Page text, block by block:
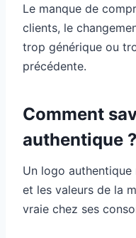
Le manque de
clients, le
trop générique ou
précédente.
Comment
authentique ?
Un logo authentique
et les valeurs de la
vraie chez ses